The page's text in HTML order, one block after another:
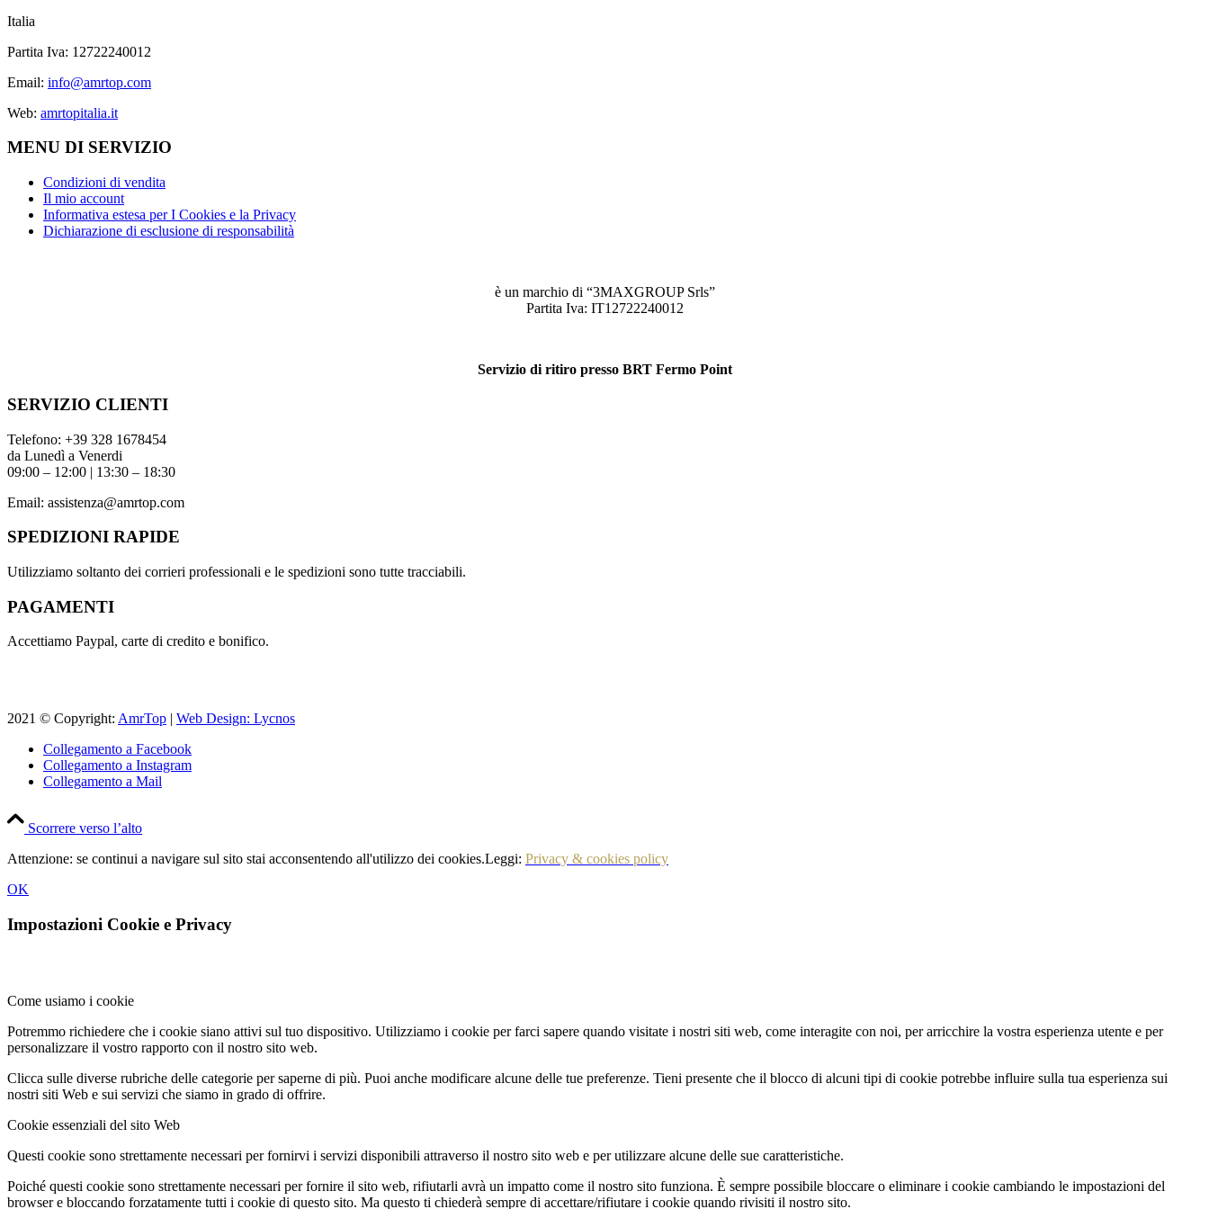
Italia
Partita Iva: 12722240012
Email: info@amrtop.com
Web: amrtopitalia.it
MENU DI SERVIZIO
Condizioni di vendita
Il mio account
Informativa estesa per I Cookies e la Privacy
Dichiarazione di esclusione di responsabilità
è un marchio di “3MAXGROUP Srls”
Partita Iva: IT12722240012
Servizio di ritiro presso BRT Fermo Point
SERVIZIO CLIENTI
Telefono: +39 328 1678454
da Lunedì a Venerdi
09:00 – 12:00 | 13:30 – 18:30
Email: assistenza@amrtop.com
SPEDIZIONI RAPIDE
Utilizziamo soltanto dei corrieri professionali e le spedizioni sono tutte tracciabili.
PAGAMENTI
Accettiamo Paypal, carte di credito e bonifico.
2021 © Copyright: AmrTop | Web Design: Lycnos
Collegamento a Facebook
Collegamento a Instagram
Collegamento a Mail
Scorrere verso l’alto
Attenzione: se continui a navigare sul sito stai acconsentendo all'utilizzo dei cookies.Leggi: Privacy & cookies policy
OK
Impostazioni Cookie e Privacy
Come usiamo i cookie
Potremmo richiedere che i cookie siano attivi sul tuo dispositivo. Utilizziamo i cookie per farci sapere quando visitate i nostri siti web, come interagite con noi, per arricchire la vostra esperienza utente e per
personalizzare il vostro rapporto con il nostro sito web.
Clicca sulle diverse rubriche delle categorie per saperne di più. Puoi anche modificare alcune delle tue preferenze. Tieni presente che il blocco di alcuni tipi di cookie potrebbe influire sulla tua esperienza sui
nostri siti Web e sui servizi che siamo in grado di offrire.
Cookie essenziali del sito Web
Questi cookie sono strettamente necessari per fornirvi i servizi disponibili attraverso il nostro sito web e per utilizzare alcune delle sue caratteristiche.
Poiché questi cookie sono strettamente necessari per fornire il sito web, rifiutarli avrà un impatto come il nostro sito funziona. È sempre possibile bloccare o eliminare i cookie cambiando le impostazioni del
browser e bloccando forzatamente tutti i cookie di questo sito. Ma questo ti chiederà sempre di accettare/rifiutare i cookie quando rivisiti il nostro sito.